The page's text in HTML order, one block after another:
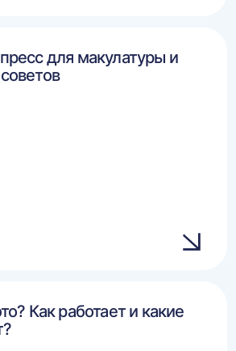
для макулатуры и
Как работает и какие